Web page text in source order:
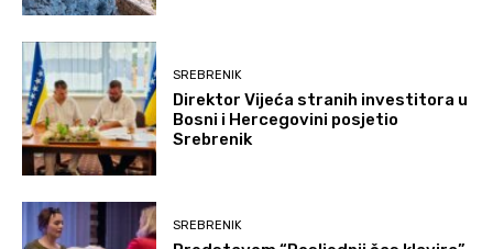
SREBRENIK
Direktor Vijeća stranih investitora u
Bosni i Hercegovini posjetio
Srebrenik
SREBRENIK